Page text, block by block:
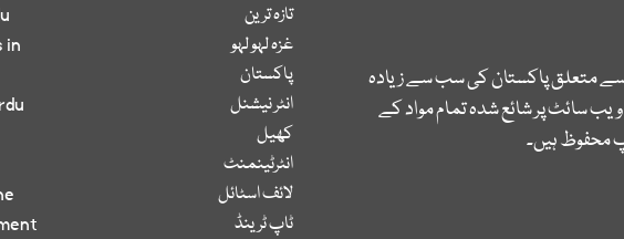
سے متعلق پاکستان کی سب سے زیادہ
سائٹ پر شائع شدہ تمام مواد کے
محفوظ ہیں۔
تازہ ترین
غزہ لہو لہو
پاکستان
انٹر نیشنل
کھیل
انٹرٹینمنٹ
لائف اسٹائل
ٹاپ ٹرینڈ
in